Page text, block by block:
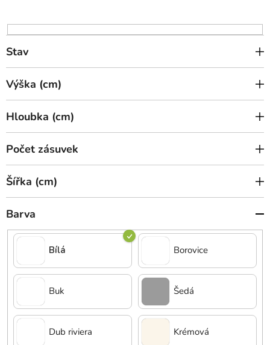
u
k
t
ů
Stav
Výška (cm)
Hloubka (cm)
Počet zásuvek
Šířka (cm)
Barva
Bílá Borovice
Buk Šedá
Dub riviera Krémová